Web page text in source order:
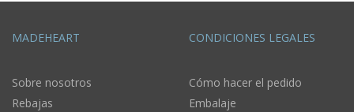
MADEHEART
Sobre nosotros
Rebajas
CONDICIONES LEGALES
Cómo hacer el pedido
Embalaje